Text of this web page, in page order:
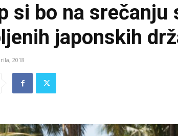
si bo na
japonskih
2018